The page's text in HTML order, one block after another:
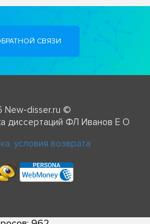
СВЯЗИ
New-disser.ru ©
диссертаций ФЛ Иванов Е О
условия возврата